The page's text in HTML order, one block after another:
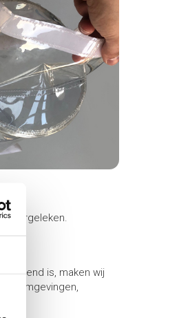
vergeleken.
is, maken wij
omgevingen,